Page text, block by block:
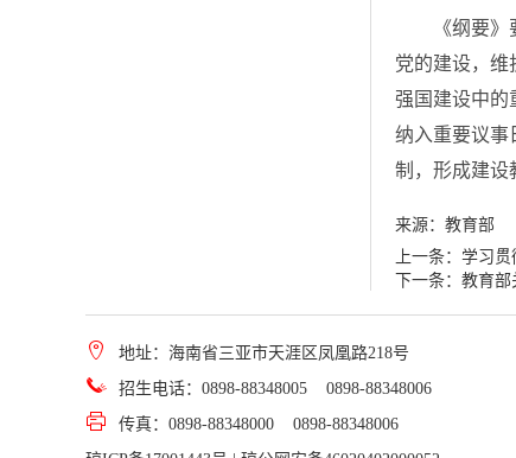
《纲要》要
党的建设，维
强国建设中的
纳入重要议事
制，形成建设
来源：教育部
上一条： 学习贯
下一条： 教育部
地址： 海南省三亚市天涯区凤凰路218号
招生电话：0898-88348005 0898-88348006
传真：0898-88348000 0898-88348006